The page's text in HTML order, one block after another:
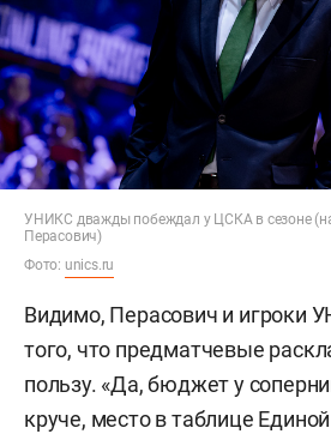
УНИКС дважды побеждал у ЦСКА в сезоне
Перасович)
Фото: unics.ru
Видимо, Перасович и игроки
того, что предматчевые
пользу. «Да, бюджет у
круче, место в таблице